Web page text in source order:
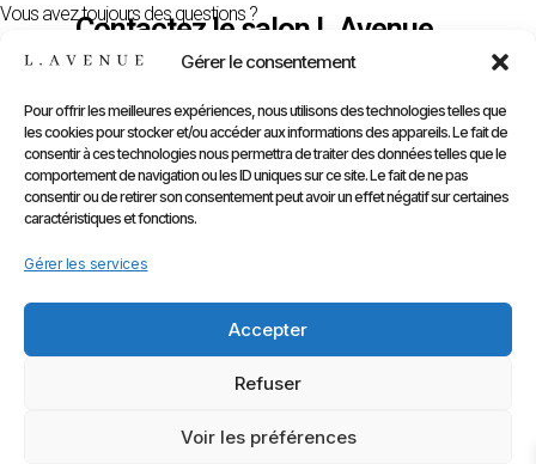
Gérer le consentement
Pour offrir les meilleures expériences, nous utilisons des technologies telles que
les cookies pour stocker et/ou accéder aux informations des appareils. Le fait de
consentir à ces technologies nous permettra de traiter des données telles que le
comportement de navigation ou les ID uniques sur ce site. Le fait de ne pas
consentir ou de retirer son consentement peut avoir un effet négatif sur certaines
caractéristiques et fonctions.
Gérer les services
Accepter
Refuser
Voir les préférences
Vous avez toujours des questions ?
Contactez le salon L.Avenue
Nous Contacter
E-
Shop
Gammes
Marques
Compte
Infos
Prendre
RDV
CGV